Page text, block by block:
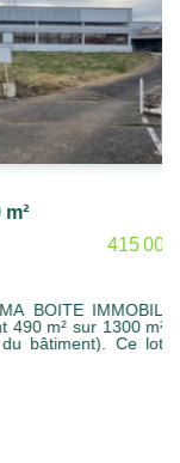
415 000 €
IMMOBILIER
sur 1300 m² de
Ce lot se